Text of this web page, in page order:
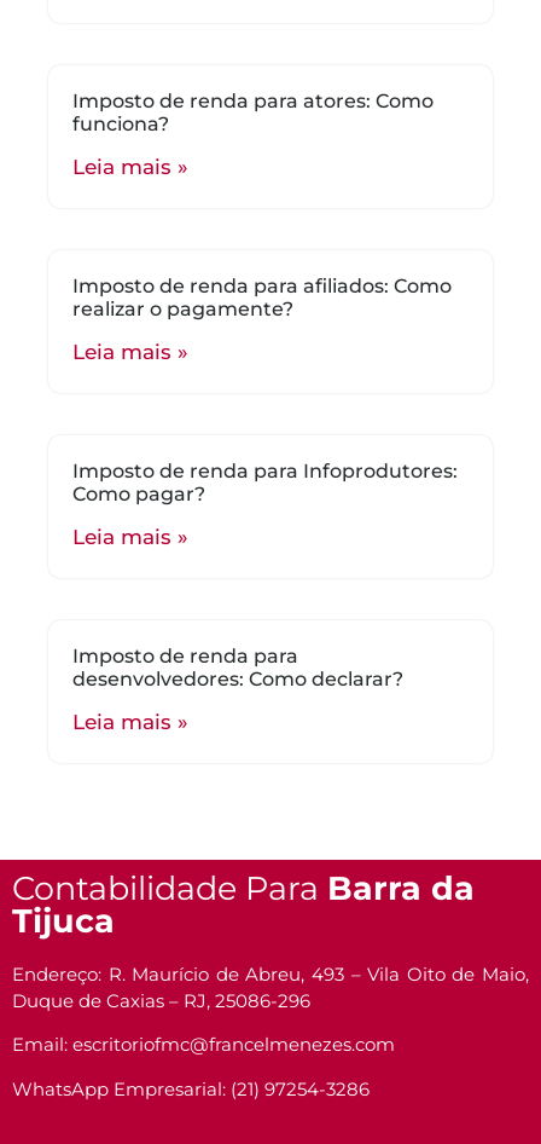
Imposto de renda para atores: Como
funciona?
Leia mais »
Imposto de renda para afiliados: Como
realizar o pagamente?
Leia mais »
Imposto de renda para Infoprodutores:
Como pagar?
Leia mais »
Imposto de renda para
desenvolvedores: Como declarar?
Leia mais »
Contabilidade Para Barra da
Tijuca
Endereço: R. Maurício de Abreu, 493 – Vila Oito de Maio,
Duque de Caxias – RJ, 25086-296
Email: escritoriofmc@francelmenezes.com
WhatsApp Empresarial: (21) 97254-3286